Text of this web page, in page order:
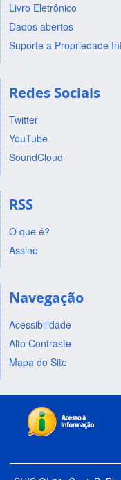
Livro Eletrônico
Dados abertos
Suporte a Propriedade
Redes Sociais
Twitter
YouTube
SoundCloud
RSS
O que é?
Assine
Navegação
Acessibilidade
Alto Contraste
Mapa do Site